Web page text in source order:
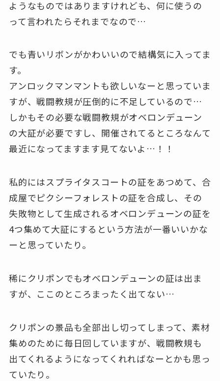
ようなものではありますけれども、何に使うの
って言われたらそれまでなので…
でも青いリボンがかわいいので結構気に入ってま
す。
アンロックマンマントも欲しいなーと思っていま
すが、戦闘教規が圧倒的に不足しているので…
しかもその必要な戦闘教規がオベロンデューン
の大証が必要ですし、開催されてるところなんて
最近になってますます見てないよ…！！
私的にはスプライタスコートの証をあつめて、合
成屋でピクシーフォレストの証を合成し、その
失敗物として生成されるオベロンデューンの証を
4つ集めて大証にするという方法が一番いいかな
ーと思っていたり。
稀にクリポンでもオベロンデューンの証は出ま
すが、ここのところまったく出てない…
クリポンの景品も全部出し切ってしまって、素材
集めのために毎日回していますが、戦闘教規も
出てくれるようになってくれればなーとかも思っ
ていたり。